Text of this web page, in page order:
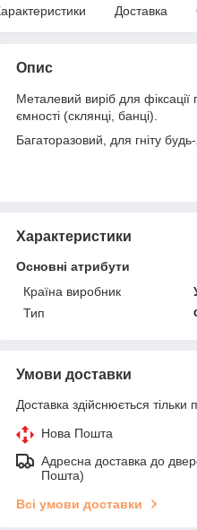
Доставка
Опис
Металевий виріб для фіксації
ємності (склянці, банці).
Багаторазовий, для гніту
Характеристики
Основні атрибути
Країна виробник
Тип
Умови доставки
Доставка здійснюється тільки
Нова Пошта
Адресна доставка до
Пошта)
Всі умови доставки